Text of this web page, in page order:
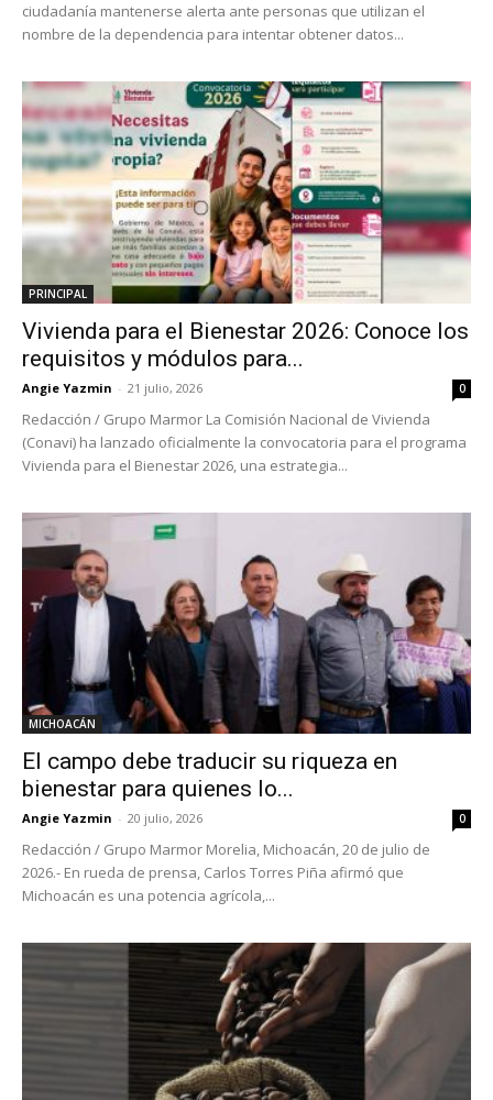
ciudadanía mantenerse alerta ante personas que utilizan el
nombre de la dependencia para intentar obtener datos...
PRINCIPAL
Vivienda para el Bienestar 2026: Conoce los
requisitos y módulos para...
Angie Yazmin - 21 julio, 2026 0
Redacción / Grupo Marmor La Comisión Nacional de Vivienda
(Conavi) ha lanzado oficialmente la convocatoria para el programa
Vivienda para el Bienestar 2026, una estrategia...
MICHOACÁN
El campo debe traducir su riqueza en
bienestar para quienes lo...
Angie Yazmin - 20 julio, 2026 0
Redacción / Grupo Marmor Morelia, Michoacán, 20 de julio de
2026.- En rueda de prensa, Carlos Torres Piña afirmó que
Michoacán es una potencia agrícola,...